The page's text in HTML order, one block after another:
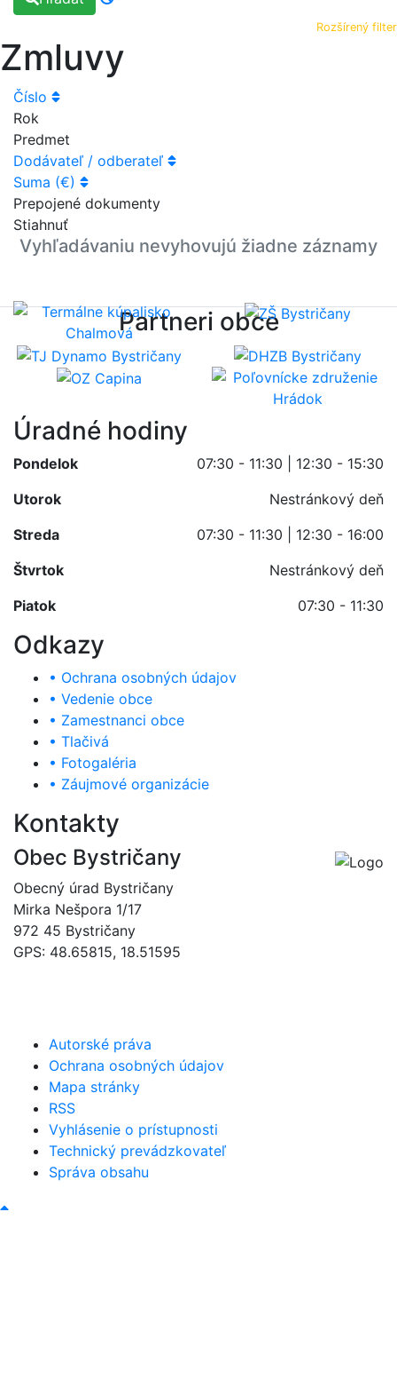
Rozšírený filter
Zmluvy
Číslo
Rok
Predmet
Dodávateľ / odberateľ
Suma (€)
Prepojené dokumenty
Stiahnuť
Vyhľadávaniu nevyhovujú žiadne záznamy
Partneri obce
Úradné hodiny
Pondelok
07:30 - 11:30 | 12:30 - 15:30
Utorok
Nestránkový deň
Streda
07:30 - 11:30 | 12:30 - 16:00
Štvrtok
Nestránkový deň
Piatok
07:30 - 11:30
Odkazy
• Ochrana osobných údajov
• Vedenie obce
• Zamestnanci obce
• Tlačivá
• Fotogaléria
• Záujmové organizácie
Kontakty
Obec Bystričany
Obecný úrad Bystričany
Mirka Nešpora 1/17
972 45 Bystričany
GPS: 48.65815, 18.51595
Autorské práva
Ochrana osobných údajov
Mapa stránky
RSS
Vyhlásenie o prístupnosti
Technický prevádzkovateľ
Správa obsahu